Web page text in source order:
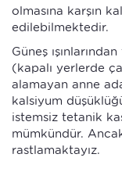
olmasına karşın
edilebilmektedir.
Güneş
(kapalı yerlerde
alamayan anne
kalsiyum
istemsiz tetanik
mümkündür.
rastlamaktayız.